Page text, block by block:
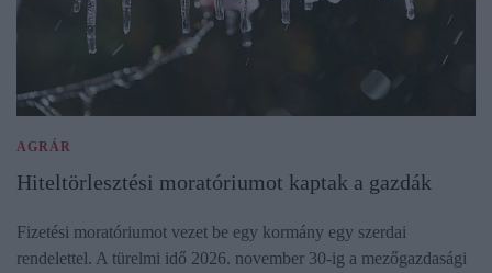
AGRÁR
Hiteltörlesztési moratóriumot kaptak a gazdák
Fizetési moratóriumot vezet be egy kormány egy szerdai
rendelettel. A türelmi idő 2026. november 30-ig a mezőgazdasági